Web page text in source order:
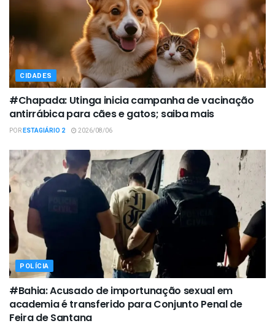
CIDADES
#Chapada: Utinga inicia campanha de vacinação
antirrábica para cães e gatos; saiba mais
PORESTAGIÁRIO 2 2026/08/06
POLÍCIA
#Bahia: Acusado de importunação sexual em
academia é transferido para Conjunto Penal de
Feira de Santana